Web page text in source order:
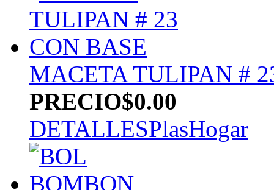
MACETA TULIPAN #
PRECIO$0.00
DETALLESPlasHogar